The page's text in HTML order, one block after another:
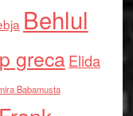
Behlul
grecaElida
Babamusta